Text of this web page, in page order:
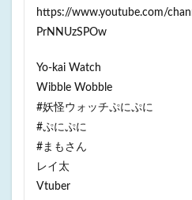
https://www.youtube.com/
PrNNUzSPOw
Yo-kai Watch
Wibble Wobble
#妖怪ウォッチぷにぷに
#ぷにぷに
#まもさん
レイ太
Vtuber